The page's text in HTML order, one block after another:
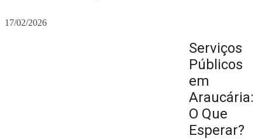
17/02/2026
Serviços
Públicos
em
Araucária:
O Que
Esperar?